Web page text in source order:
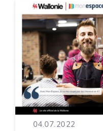
04.07.2022